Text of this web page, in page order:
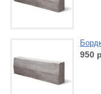
950